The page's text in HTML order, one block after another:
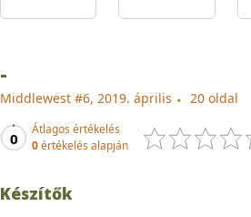
-
Middlewest #6, 2019. április 20 oldal
0
Átlagos értékelés
0értékelés alapján
Készítők